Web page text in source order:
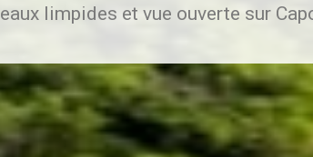
eaux limpides et vue ouverte sur